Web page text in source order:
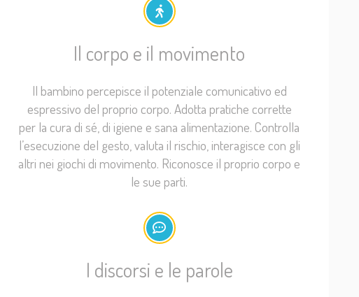
Il corpo e il movimento
Il bambino percepisce il potenziale comunicativo ed
espressivo del proprio corpo. Adotta pratiche corrette
per la cura di sé, di igiene e sana alimentazione. Controlla
l’esecuzione del gesto, valuta il rischio, interagisce con gli
altri nei giochi di movimento. Riconosce il proprio corpo e
le sue parti.
I discorsi e le parole